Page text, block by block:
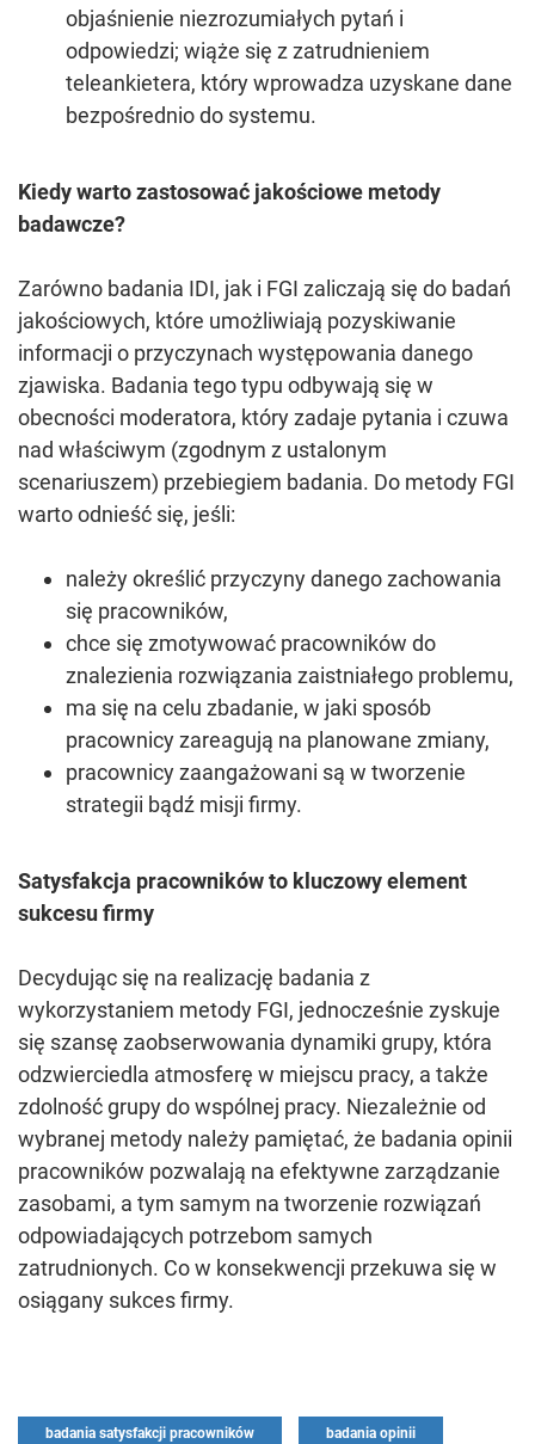
objaśnienie niezrozumiałych pytań i
odpowiedzi; wiąże się z zatrudnieniem
teleankietera, który wprowadza uzyskane dane
bezpośrednio do systemu.
Kiedy warto zastosować jakościowe metody
badawcze?
Zarówno badania IDI, jak i FGI zaliczają się do badań
jakościowych, które umożliwiają pozyskiwanie
informacji o przyczynach występowania danego
zjawiska. Badania tego typu odbywają się w
obecności moderatora, który zadaje pytania i czuwa
nad właściwym (zgodnym z ustalonym
scenariuszem) przebiegiem badania. Do metody FGI
warto odnieść się, jeśli:
należy określić przyczyny danego zachowania
się pracowników,
chce się zmotywować pracowników do
znalezienia rozwiązania zaistniałego problemu,
ma się na celu zbadanie, w jaki sposób
pracownicy zareagują na planowane zmiany,
pracownicy zaangażowani są w tworzenie
strategii bądź misji firmy.
Satysfakcja pracowników to kluczowy element
sukcesu firmy
Decydując się na realizację badania z
wykorzystaniem metody FGI, jednocześnie zyskuje
się szansę zaobserwowania dynamiki grupy, która
odzwierciedla atmosferę w miejscu pracy, a także
zdolność grupy do wspólnej pracy. Niezależnie od
wybranej metody należy pamiętać, że badania opinii
pracowników pozwalają na efektywne zarządzanie
zasobami, a tym samym na tworzenie rozwiązań
odpowiadających potrzebom samych
zatrudnionych. Co w konsekwencji przekuwa się w
osiągany sukces firmy.
badania satysfakcji pracowników badania opinii